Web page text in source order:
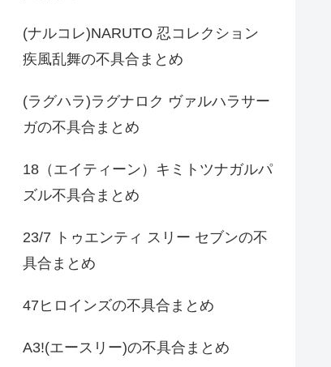
(ナルコレ)NARUTO 忍コレクション
疾風乱舞の不具合まとめ
(ラグハラ)ラグナロク ヴァルハラサー
ガの不具合まとめ
18（エイティーン）キミトツナガルパ
ズル不具合まとめ
23/7 トゥエンティ スリー セブンの不
具合まとめ
47ヒロインズの不具合まとめ
A3!(エースリー)の不具合まとめ